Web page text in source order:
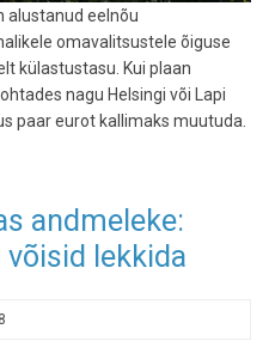
alustanud eelnõu
omavalitsustele õiguse
külastustasu. Kui plaan
nagu Helsingi või Lapi
paar eurot kallimaks muutuda.
andmeleke:
lekkida